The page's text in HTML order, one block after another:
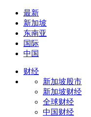
最新
新加坡
东南亚
国际
中国
财经
新加坡股市
新加坡财经
全球财经
中国财经